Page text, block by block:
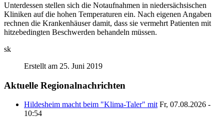
Unterdessen stellen sich die Notaufnahmen in niedersächsischen
Kliniken auf die hohen Temperaturen ein. Nach eigenen Angaben
rechnen die Krankenhäuser damit, dass sie vermehrt Patienten mit
hitzebedingten Beschwerden behandeln müssen.
sk
Erstellt am 25. Juni 2019
Aktuelle Regionalnachrichten
Hildesheim macht beim "Klima-Taler" mit Fr, 07.08.2026 -
10:54